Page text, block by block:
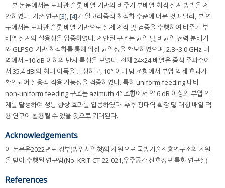
본 논문에서는 도파관 슬롯 배열 기반의 비주기 부배열 최적 설계 방법을 제
안하였다. 기존 연구 [3], [4]가 알고리즘적 최적화 수준에 머문 것과 달리, 본 연
구에서는 도파관 슬롯 배열 기반으로 실제 제작 및 검증을 수행하여 비주기 부
배열 설계의 실용성을 입증하였다. 제안된 구조는 균일 및 비균일 전력 분배기
와 GLPSO 기반 최적화를 통해 위상 균일성을 확보하였으며, 2.8~3.0 GHz 대
역에서 −10 dB 이하의 반사 특성을 보였다. 전체 24×24 배열은 중심 주파수에
서 35.4 dBi의 최대 이득을 달성하고, 10° 이내 빔 조향에서 부엽 억제 효과가
확인되어 실용적 적용 가능성을 검증하였다. 특히 uniform feeding 대비
non-uniform feeding 구조는 azimuth 4° 조향에서 약 6 dB 이상의 부엽 억
제를 달성하여 성능 향상 효과를 입증하였다. 추후 광대역 확장 및 대형 배열 적
용 연구에 활용될 수 있을 것으로 기대된다.
Acknowledgements
이 논문은2022년도 정부(방위사업청)의 재원으로 국방기술진흥연구소의 지원
을 받아 수행된 연구임(No. KRIT-CT-22-021,우주공간 신호정보 특화 연구실).
References